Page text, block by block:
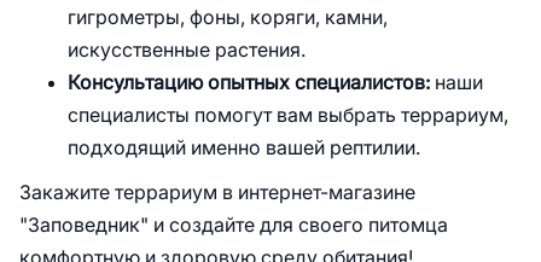
гигрометры, фоны, коряги, камни,
искусственные растения.
Консультацию опытных специалистов: наши
специалисты помогут вам выбрать террариум,
подходящий именно вашей рептилии.
Закажите террариум в интернет-магазине
"Заповедник" и создайте для своего питомца
комфортную и здоровую среду обитания!